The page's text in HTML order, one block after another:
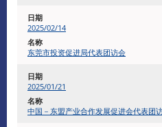
2025/02/14
东莞市投资促进局代表团访会
2025/01/21
中国－东盟产业合作发展促进会代表团